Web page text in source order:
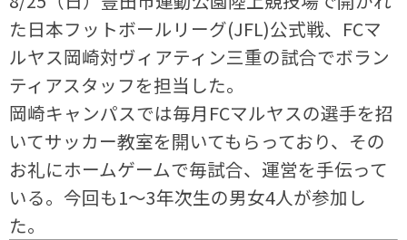
た日本フットボールリーグ(JFL)公式戦、FCマ
ルヤス岡崎対ヴィアティン三重の試合でボラン
ティアスタッフを担当した。
岡崎キャンパスでは毎月FCマルヤスの選手を招
いてサッカー教室を開いてもらっており、その
お礼にホームゲームで毎試合、運営を手伝って
いる。今回も1～3年次生の男女4人が参加し
た。